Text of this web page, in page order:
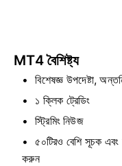
MT4 বৈশিষ্ট্য
বিশেষজ্ঞ উপদেষ্টা,
১ ক্লিক ট্রেডিং
স্ট্রিমিং নিউজ
৫০টিরও বেশি সূচক এবং
করুন